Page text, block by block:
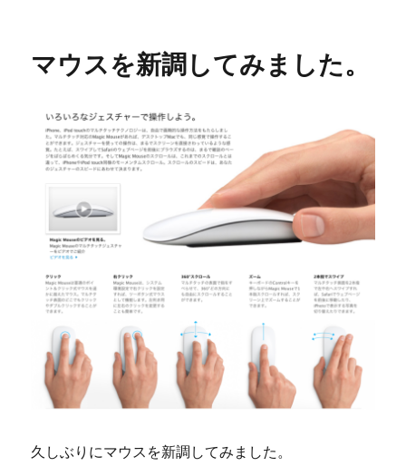
マウスを新調してみました。
久しぶりにマウスを新調してみました。